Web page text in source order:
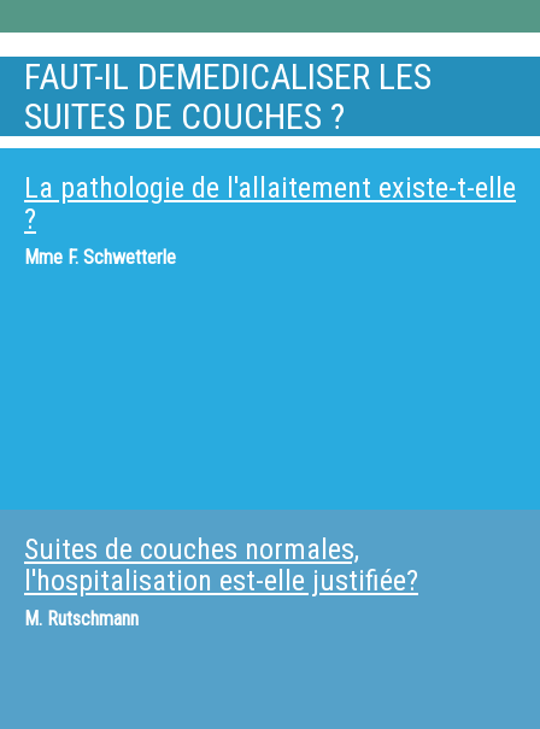
FAUT-IL DEMEDICALISER LES
SUITES DE COUCHES ?
La pathologie de l'allaitement existe-t-elle
?
Mme F. Schwetterle
Suites de couches normales,
l'hospitalisation est-elle justifiée?
M. Rutschmann